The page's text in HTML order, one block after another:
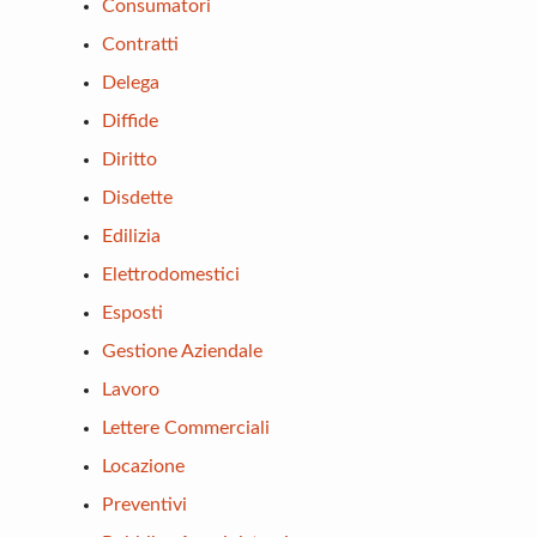
Consumatori
Contratti
Delega
Diffide
Diritto
Disdette
Edilizia
Elettrodomestici
Esposti
Gestione Aziendale
Lavoro
Lettere Commerciali
Locazione
Preventivi